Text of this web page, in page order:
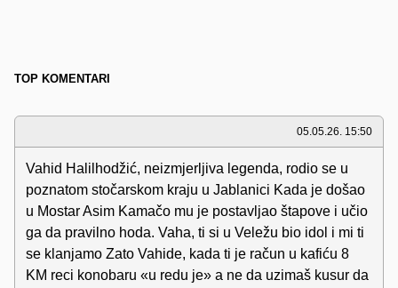
TOP KOMENTARI
05.05.26. 15:50
Vahid Halilhodžić, neizmjerljiva legenda, rodio se u
poznatom stočarskom kraju u Jablanici Kada je došao
u Mostar Asim Kamačo mu je postavljao štapove i učio
ga da pravilno hoda. Vaha, ti si u Veležu bio idol i mi ti
se klanjamo Zato Vahide, kada ti je račun u kafiću 8
KM reci konobaru «u redu je» a ne da uzimaš kusur da